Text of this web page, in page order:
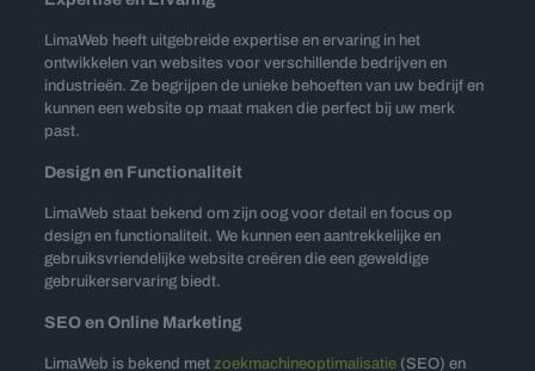
LimaWeb heeft uitgebreide expertise en ervaring in het
ontwikkelen van websites voor verschillende bedrijven en
industrieën. Ze begrijpen de unieke behoeften van uw bedrijf en
kunnen een website op maat maken die perfect bij uw merk
past.
Design en Functionaliteit
LimaWeb staat bekend om zijn oog voor detail en focus op
design en functionaliteit. We kunnen een aantrekkelijke en
gebruiksvriendelijke website creëren die een geweldige
gebruikerservaring biedt.
SEO en Online Marketing
LimaWeb is bekend met zoekmachineoptimalisatie(SEO) en